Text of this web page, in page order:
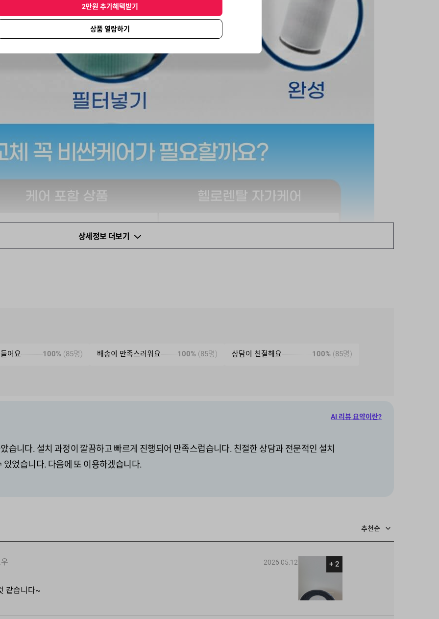
상세정보 더보기
어요 100% (85명) 배송이 만족스러워요 100% (85명) 상담이 친절해요 100% (85명)
AI 리뷰 요약이란?
습니다. 설치 과정이 깔끔하고 빠르게 진행되어 만족스럽습니다. 친절한 상담과 전문적인 설치
었습니다. 다음에 또 이용하겠습니다.
추천순
2026.05.12
같습니다~
+ 2
2만원 추가혜택받기
상품 열람하기